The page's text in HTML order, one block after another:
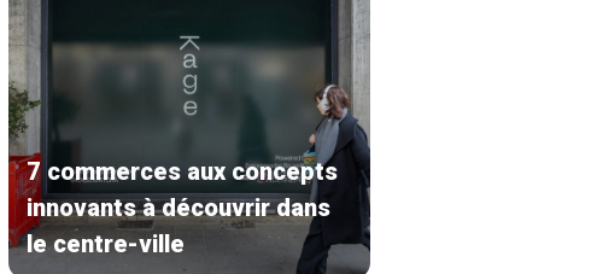
7 commerces aux concepts
innovants à découvrir dans
le centre-ville